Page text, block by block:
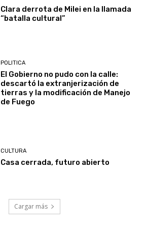
Clara derrota de Milei en la llamada
“batalla cultural”
POLITICA
El Gobierno no pudo con la calle:
descartó la extranjerización de
tierras y la modificación de Manejo
de Fuego
CULTURA
Casa cerrada, futuro abierto
Cargar más